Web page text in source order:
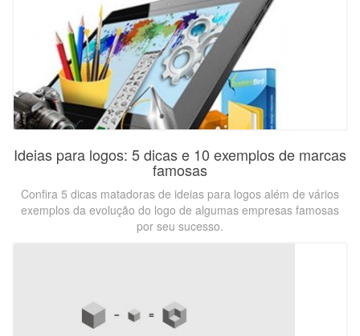
Ideias para logos: 5 dicas e 10 exemplos de marcas
famosas
Confira 5 dicas matadoras de ideias para logos além de vários
exemplos da evolução do logo de algumas empresas famosas
por seu sucesso.